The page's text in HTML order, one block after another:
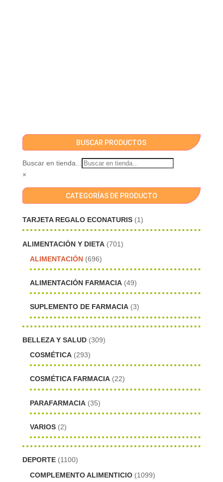
BUSCAR PRODUCTOS
Buscar en tienda...
×
CATEGORÍAS DE PRODUCTO
TARJETA REGALO ECONATURIS (1)
ALIMENTACIÓN Y DIETA (701)
ALIMENTACIÓN (696)
ALIMENTACIÓN FARMACIA (49)
SUPLEMENTO DE FARMACIA (3)
BELLEZA Y SALUD (309)
COSMÉTICA (293)
COSMÉTICA FARMACIA (22)
PARAFARMACIA (35)
VARIOS (2)
DEPORTE (1100)
COMPLEMENTO ALIMENTICIO (1099)